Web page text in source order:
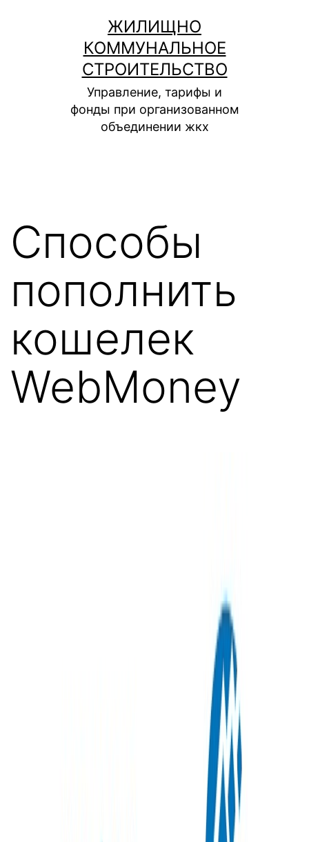
содержимому
ЖИЛИЩНО
КОММУНАЛЬНОЕ
СТРОИТЕЛЬСТВО
Управление, тарифы и
фонды при организованном
объединении жкх
Способы
пополнить
кошелек
WebMoney